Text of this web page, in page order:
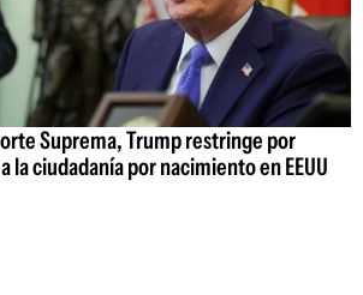
Suprema, Trump restringe por
la ciudadanía por nacimiento en EEUU